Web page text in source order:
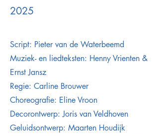
2025
Script: Pieter van de Waterbeemd
Muziek- en liedteksten: Henny Vrienten &
Ernst Jansz
Regie: Carline Brouwer
Choreografie: Eline Vroon
Decorontwerp: Joris van Veldhoven
Geluidsontwerp: Maarten Houdijk